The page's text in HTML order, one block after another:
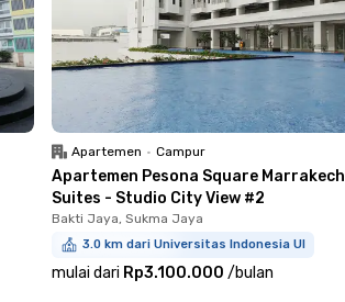
Apartemen • Campur
Apartemen Pesona Square Marrakech
Suites - Studio City View #2
Bakti Jaya, Sukma Jaya
3.0 km dari Universitas Indonesia UI
mulai dari Rp3.100.000 /bulan